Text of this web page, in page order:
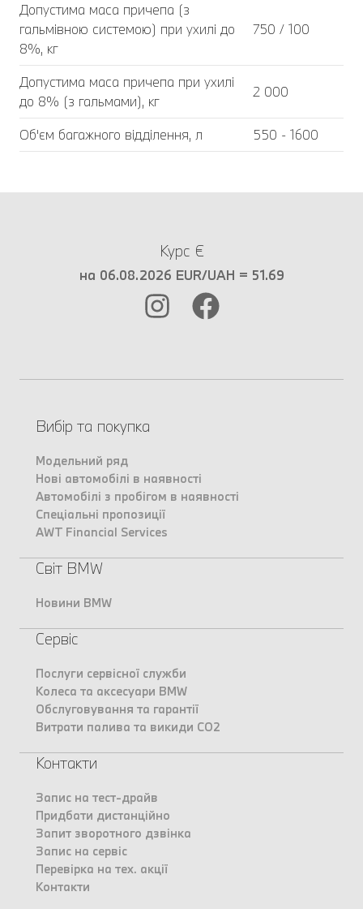
Допустима маса причепа (з
гальмівною системою) при ухилі до
8%, кг
750 / 100
Допустима маса причепа при ухилі
до 8% (з гальмами), кг
2 000
Об'єм багажного відділення, л 550 - 1600
Курс €
на 06.08.2026 EUR/UAH = 51.69
Вибір та покупка
Модельний ряд
Нові автомобілі в наявності
Автомобілі з пробігом в наявності
Спеціальні пропозиції
AWT Financial Services
Світ BMW
Новини BMW
Сервіс
Послуги сервісної служби
Колеса та аксесуари BMW
Обслуговування та гарантії
Витрати палива та викиди CO2
Контакти
Запис на тест-драйв
Придбати дистанційно
Запит зворотного дзвінка
Запис на сервіс
Перевірка на тех. акції
Контакти